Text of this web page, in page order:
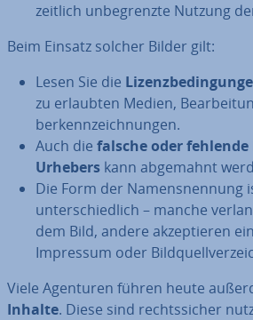
zeitlich un­be­grenz­te Nutzung
Beim Einsatz solcher Bilder gilt:
Lesen Sie die
zu erlaubten Medien,
berkenn­zeich­nun­gen.
Auch die falsche oder
Urhebers kann abgemahnt
Die Form der Na­mens­nen­nung
un­ter­schied­lich – manche
dem Bild, andere ak­zep­tie­ren
Impressum oder
Viele Agenturen führen heute
Inhalte. Diese sind rechts­si­cher